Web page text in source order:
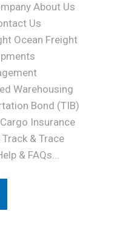
About Us
Us
Ocean Freight
Warehousing
Bond (TIB)
Insurance
& Trace
& FAQs...